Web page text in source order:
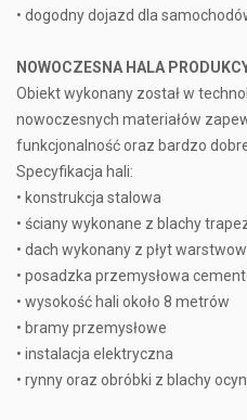
• dogodny dojazd dla
NOWOCZESNA HALA
Obiekt wykonany został w
nowoczesnych materiałów
funkcjonalność oraz bardzo
Specyfikacja hali:
• konstrukcja stalowa
• ściany wykonane z blachy
• dach wykonany z płyt
• posadzka przemysłowa
• wysokość hali około 8 metrów
• bramy przemysłowe
• instalacja elektryczna
• rynny oraz obróbki z blachy